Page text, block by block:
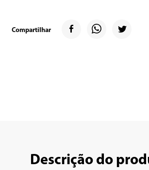
Compartilhar
Descrição do